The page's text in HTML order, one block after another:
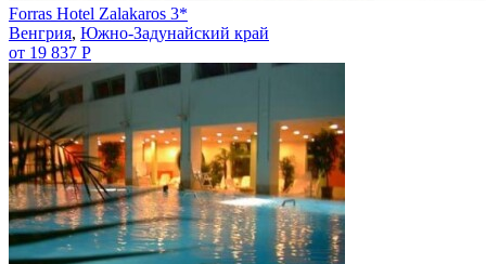
Forras Hotel Zalakaros 3*
Венгрия, Южно-Задунайский край
от 19 837 Р